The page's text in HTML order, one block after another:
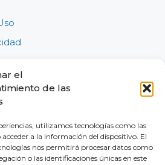
el
de las
utilizamos tecnologías como las
a la información del dispositivo. El
nos permitirá procesar datos como
o las identificaciones únicas en este
Medioambiente y Seguridad y